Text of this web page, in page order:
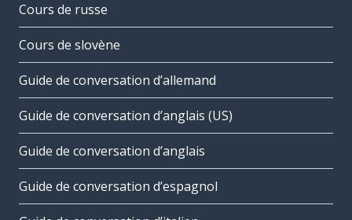
Cours de russe
Cours de slovène
Guide de conversation d’allemand
Guide de conversation d’anglais (US)
Guide de conversation d’anglais
Guide de conversation d’espagnol